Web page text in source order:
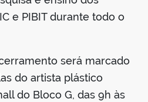
e PIBIT durante todo o
será marcado
do artista plástico
do Bloco G, das 9h às